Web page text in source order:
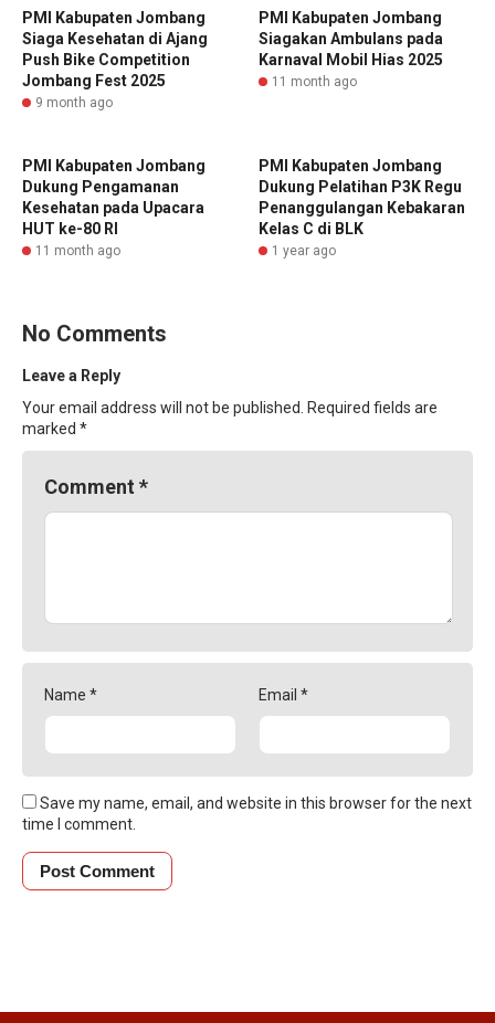
PMI Kabupaten Jombang
Siaga Kesehatan di Ajang
Push Bike Competition
Jombang Fest 2025
9 month ago
PMI Kabupaten Jombang
Siagakan Ambulans pada
Karnaval Mobil Hias 2025
11 month ago
PMI Kabupaten Jombang
Dukung Pengamanan
Kesehatan pada Upacara
HUT ke-80 RI
11 month ago
PMI Kabupaten Jombang
Dukung Pelatihan P3K Regu
Penanggulangan Kebakaran
Kelas C di BLK
1 year ago
No Comments
Leave a Reply
Your email address will not be published.
Required fields are
marked *
Comment *
Name * Email *
Save my name, email, and website in this browser for the next
time I comment.